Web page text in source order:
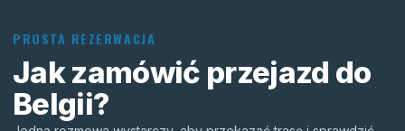
PROSTA REZERWACJA
Jak zamówić przejazd do
Belgii?